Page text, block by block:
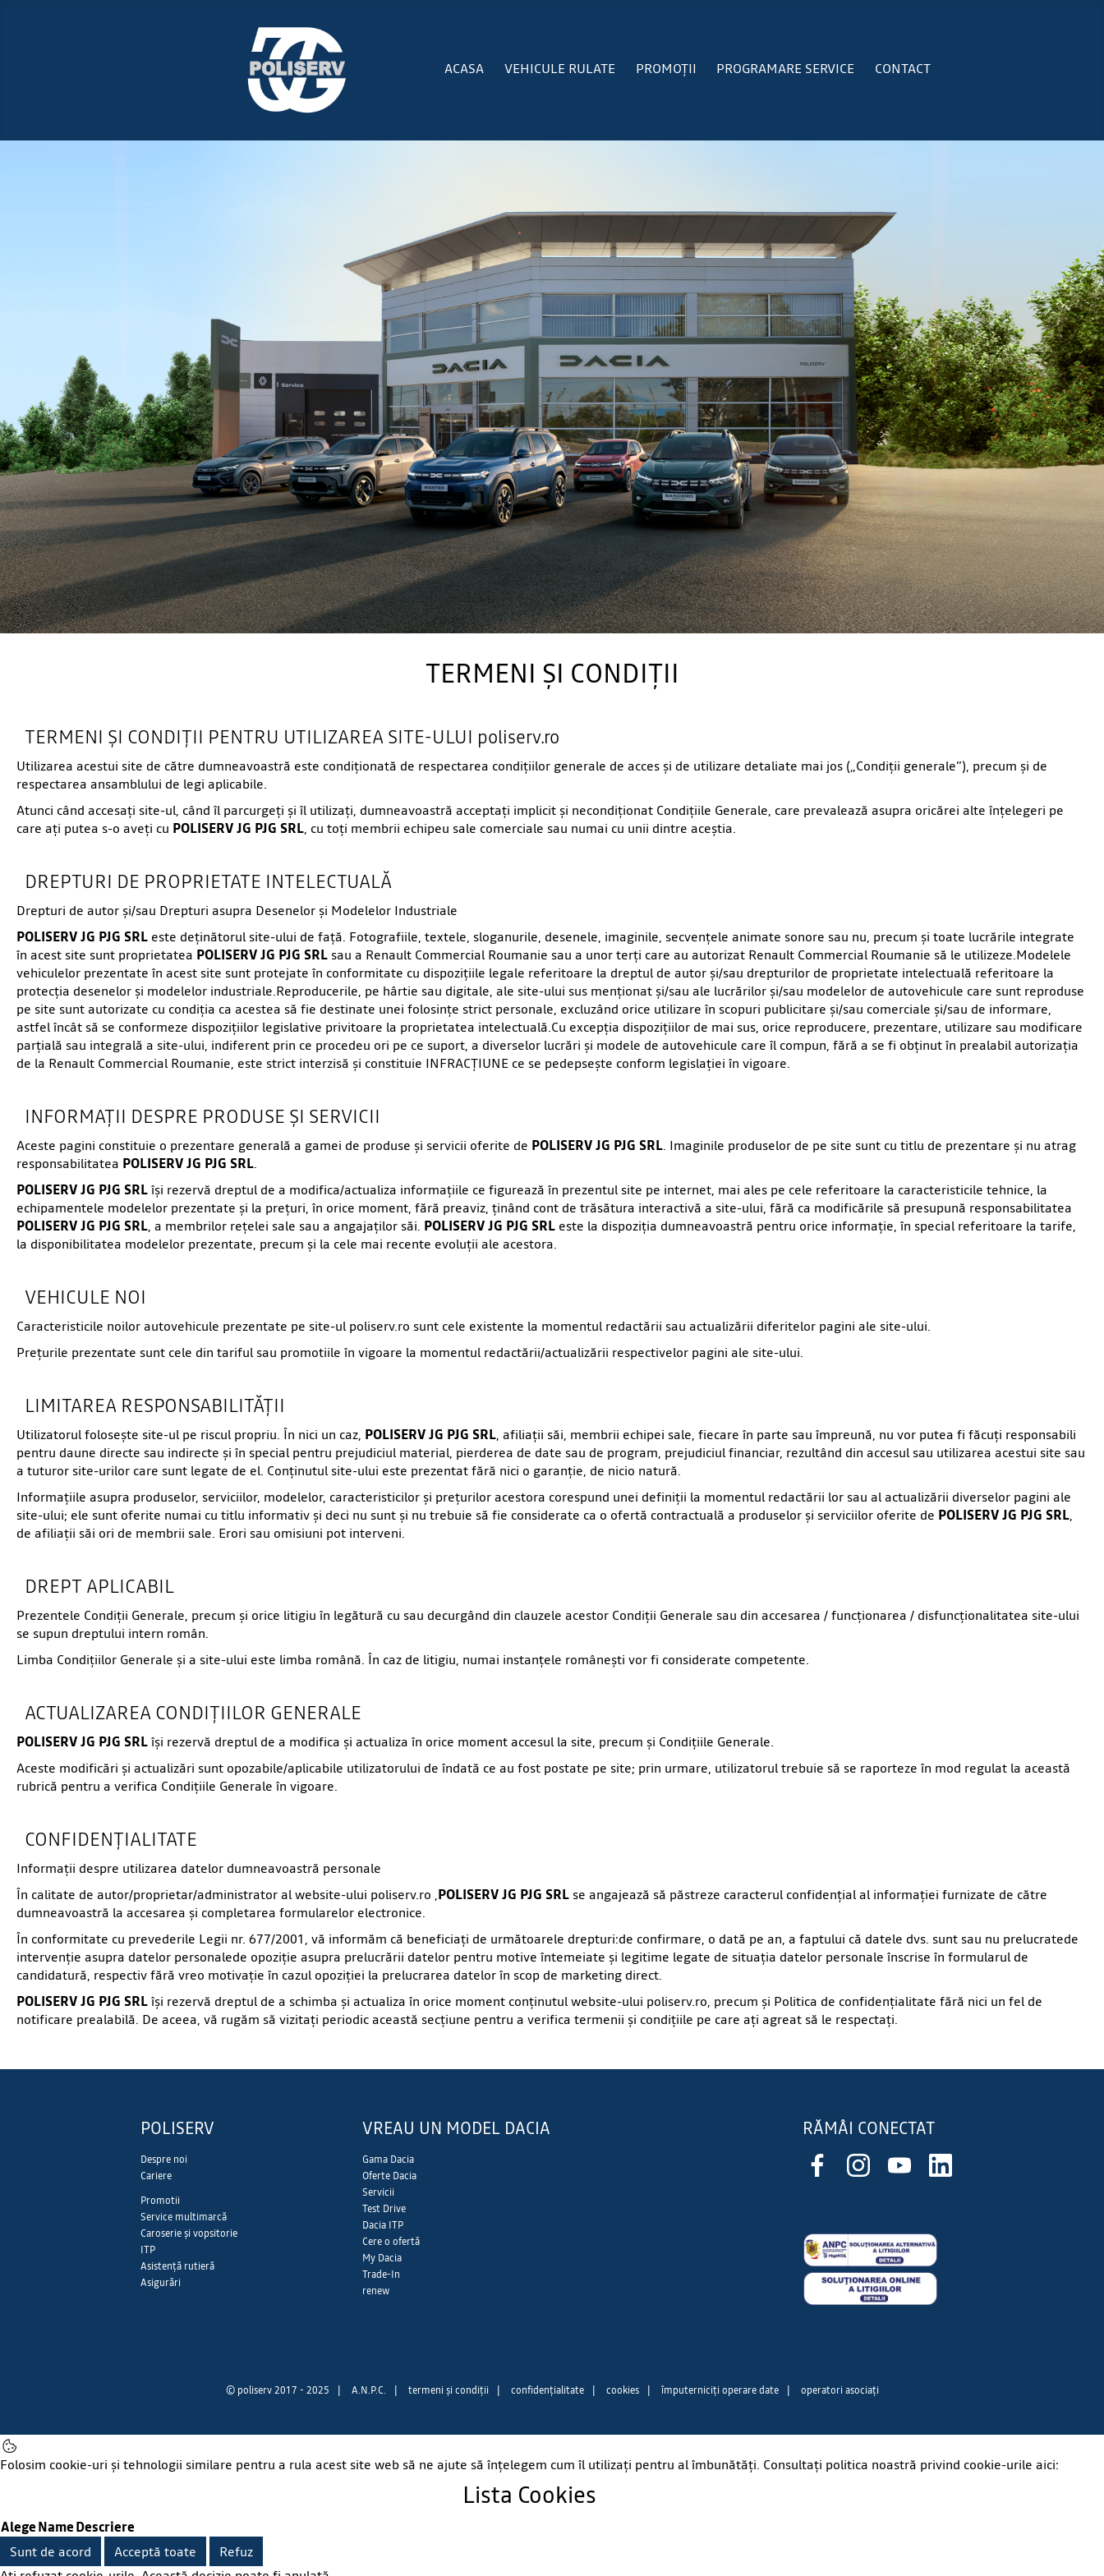
ACASA VEHICULE RULATE PROMOȚII PROGRAMARE SERVICE CONTACT
TERMENI ȘI CONDIȚII
TERMENI ȘI CONDIȚII PENTRU UTILIZAREA SITE-ULUI poliserv.ro
Utilizarea acestui site de către dumneavoastră este condiţionată de respectarea condiţiilor generale de acces şi de utilizare detaliate mai jos („Condiţii generale”), precum şi de
respectarea ansamblului de legi aplicabile.
Atunci când accesaţi site-ul, când îl parcurgeţi şi îl utilizaţi, dumneavoastră acceptaţi implicit şi necondiţionat Condiţiile Generale, care prevalează asupra oricărei alte înţelegeri pe
care aţi putea s-o aveţi cu POLISERV JG PJG SRL, cu toţi membrii echipeu sale comerciale sau numai cu unii dintre aceştia.
DREPTURI DE PROPRIETATE INTELECTUALĂ
Drepturi de autor şi/sau Drepturi asupra Desenelor şi Modelelor Industriale
POLISERV JG PJG SRL este deţinătorul site-ului de faţă. Fotografiile, textele, sloganurile, desenele, imaginile, secvenţele animate sonore sau nu, precum şi toate lucrările integrate
în acest site sunt proprietatea POLISERV JG PJG SRL sau a Renault Commercial Roumanie sau a unor terţi care au autorizat Renault Commercial Roumanie să le utilizeze.Modelele
vehiculelor prezentate în acest site sunt protejate în conformitate cu dispoziţiile legale referitoare la dreptul de autor şi/sau drepturilor de proprietate intelectuală referitoare la
protecţia desenelor şi modelelor industriale.Reproducerile, pe hârtie sau digitale, ale site-ului sus menţionat şi/sau ale lucrărilor şi/sau modelelor de autovehicule care sunt reproduse
pe site sunt autorizate cu condiţia ca acestea să fie destinate unei folosinţe strict personale, excluzând orice utilizare în scopuri publicitare şi/sau comerciale şi/sau de informare,
astfel încât să se conformeze dispoziţiilor legislative privitoare la proprietatea intelectuală.Cu excepţia dispoziţiilor de mai sus, orice reproducere, prezentare, utilizare sau modificare
parţială sau integrală a site-ului, indiferent prin ce procedeu ori pe ce suport, a diverselor lucrări şi modele de autovehicule care îl compun, fără a se fi obţinut în prealabil autorizaţia
de la Renault Commercial Roumanie, este strict interzisă şi constituie INFRACŢIUNE ce se pedepseşte conform legislaţiei în vigoare.
INFORMAȚII DESPRE PRODUSE ȘI SERVICII
Aceste pagini constituie o prezentare generală a gamei de produse şi servicii oferite de POLISERV JG PJG SRL. Imaginile produselor de pe site sunt cu titlu de prezentare şi nu atrag
responsabilitatea POLISERV JG PJG SRL.
POLISERV JG PJG SRLîşi rezervă dreptul de a modifica/actualiza informaţiile ce figurează în prezentul site pe internet, mai ales pe cele referitoare la caracteristicile tehnice, la
echipamentele modelelor prezentate şi la preţuri, în orice moment, fără preaviz, ţinând cont de trăsătura interactivă a site-ului, fără ca modificările să presupună responsabilitatea
POLISERV JG PJG SRL, a membrilor reţelei sale sau a angajaţilor săi. POLISERV JG PJG SRL este la dispoziţia dumneavoastră pentru orice informaţie, în special referitoare la tarife,
la disponibilitatea modelelor prezentate, precum şi la cele mai recente evoluţii ale acestora.
VEHICULE NOI
Caracteristicile noilor autovehicule prezentate pe site-ul poliserv.ro sunt cele existente la momentul redactării sau actualizării diferitelor pagini ale site-ului.
Preţurile prezentate sunt cele din tariful sau promotiile în vigoare la momentul redactării/actualizării respectivelor pagini ale site-ului.
LIMITAREA RESPONSABILITĂȚII
Utilizatorul foloseşte site-ul pe riscul propriu. În nici un caz, POLISERV JG PJG SRL, afiliaţii săi, membrii echipei sale, fiecare în parte sau împreună, nu vor putea fi făcuţi responsabili
pentru daune directe sau indirecte şi în special pentru prejudiciul material, pierderea de date sau de program, prejudiciul financiar, rezultând din accesul sau utilizarea acestui site sau
a tuturor site-urilor care sunt legate de el. Conţinutul site-ului este prezentat fără nici o garanţie, de nicio natură.
Informaţiile asupra produselor, serviciilor, modelelor, caracteristicilor şi preţurilor acestora corespund unei definiţii la momentul redactării lor sau al actualizării diverselor pagini ale
site-ului; ele sunt oferite numai cu titlu informativ şi deci nu sunt şi nu trebuie să fie considerate ca o ofertă contractuală a produselor şi serviciilor oferite de POLISERV JG PJG SRL,
de afiliaţii săi ori de membrii sale. Erori sau omisiuni pot interveni.
DREPT APLICABIL
Prezentele Condiţii Generale, precum şi orice litigiu în legătură cu sau decurgând din clauzele acestor Condiţii Generale sau din accesarea / funcţionarea / disfuncţionalitatea site-ului
se supun dreptului intern român.
Limba Condiţiilor Generale şi a site-ului este limba română. În caz de litigiu, numai instanţele româneşti vor fi considerate competente.
ACTUALIZAREA CONDIȚIILOR GENERALE
POLISERV JG PJG SRLîşi rezervă dreptul de a modifica şi actualiza în orice moment accesul la site, precum şi Condiţiile Generale.
Aceste modificări şi actualizări sunt opozabile/aplicabile utilizatorului de îndată ce au fost postate pe site; prin urmare, utilizatorul trebuie să se raporteze în mod regulat la această
rubrică pentru a verifica Condiţiile Generale în vigoare.
CONFIDENȚIALITATE
Informaţii despre utilizarea datelor dumneavoastră personale
În calitate de autor/proprietar/administrator al website-ului poliserv.ro ,POLISERV JG PJG SRL se angajează să păstreze caracterul confidenţial al informaţiei furnizate de către
dumneavoastră la accesarea şi completarea formularelor electronice.
În conformitate cu prevederile Legii nr. 677/2001, vă informăm că beneficiaţi de următoarele drepturi:de confirmare, o dată pe an, a faptului că datele dvs. sunt sau nu prelucratede
intervenţie asupra datelor personalede opoziţie asupra prelucrării datelor pentru motive întemeiate şi legitime legate de situaţia datelor personale înscrise în formularul de
candidatură, respectiv fără vreo motivaţie în cazul opoziţiei la prelucrarea datelor în scop de marketing direct.
POLISERV JG PJG SRLîşi rezervă dreptul de a schimba şi actualiza în orice moment conţinutul website-ului poliserv.ro, precum şi Politica de confidenţialitate fără nici un fel de
notificare prealabilă. De aceea, vă rugăm să vizitaţi periodic această secţiune pentru a verifica termenii şi condiţiile pe care aţi agreat să le respectaţi.
POLISERV
Despre noi
Cariere
Promotii
Service multimarcă
Caroserie și vopsitorie
ITP
Asistență rutieră
Asigurări
VREAU UN MODEL DACIA
Gama Dacia
Oferte Dacia
Servicii
Test Drive
Dacia ITP
Cere o ofertă
My Dacia
Trade-In
renew
RĂMÂI CONECTAT
© poliserv 2017 - 2025 | A.N.P.C. | termeni și condiții | confidențialitate | cookies | împuterniciți operare date | operatori asociați
Folosim cookie-uri și tehnologii similare pentru a rula acest site web să ne ajute să înțelegem cum îl utilizați pentru al îmbunătăți. Consultați politica noastră privind cookie-urile aici:
Lista Cookies
AlegeNameDescriere
Sunt de acord
Acceptă toate
Refuz